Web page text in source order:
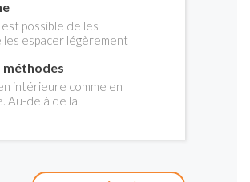
les particuliers.
motifs : tour
caractère.
possible de les
espacer légèrement
contrasté selon la
méthodes
intérieure comme en
Au-delà de la